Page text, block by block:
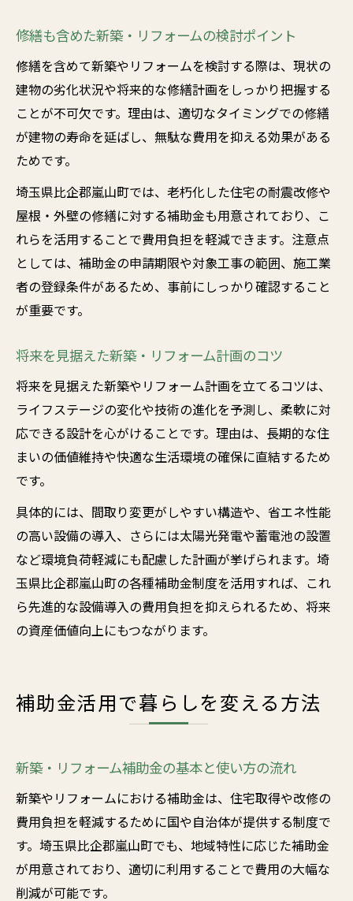
策
新築・リフォーム補助金の審査基準を知ろ
う
快適な住まいづくり成功の秘訣を伝授
新築・リフォームで快適な住まいを叶える
新築・リフォーム後に満足度を高めるコツ
新築・リフォーム成功には事前準備が重要
新築・リフォームで後悔しないポイント解
説
新築・リフォーム事例から学ぶ成功の秘訣
修繕も含めた新築・リフォームの検討ポイント
修繕を含めて新築やリフォームを検討する際は、現状の
建物の劣化状況や将来的な修繕計画をしっかり把握する
ことが不可欠です。理由は、適切なタイミングでの修繕
が建物の寿命を延ばし、無駄な費用を抑える効果がある
ためです。
埼玉県比企郡嵐山町では、老朽化した住宅の耐震改修や
屋根・外壁の修繕に対する補助金も用意されており、こ
れらを活用することで費用負担を軽減できます。注意点
としては、補助金の申請期限や対象工事の範囲、施工業
者の登録条件があるため、事前にしっかり確認すること
が重要です。
将来を見据えた新築・リフォーム計画のコツ
将来を見据えた新築やリフォーム計画を立てるコツは、
ライフステージの変化や技術の進化を予測し、柔軟に対
応できる設計を心がけることです。理由は、長期的な住
まいの価値維持や快適な生活環境の確保に直結するため
です。
具体的には、間取り変更がしやすい構造や、省エネ性能
の高い設備の導入、さらには太陽光発電や蓄電池の設置
など環境負荷軽減にも配慮した計画が挙げられます。埼
玉県比企郡嵐山町の各種補助金制度を活用すれば、これ
ら先進的な設備導入の費用負担を抑えられるため、将来
の資産価値向上にもつながります。
補助金活用で暮らしを変える方法
新築・リフォーム補助金の基本と使い方の流れ
新築やリフォームにおける補助金は、住宅取得や改修の
費用負担を軽減するために国や自治体が提供する制度で
す。埼玉県比企郡嵐山町でも、地域特性に応じた補助金
が用意されており、適切に利用することで費用の大幅な
削減が可能です。